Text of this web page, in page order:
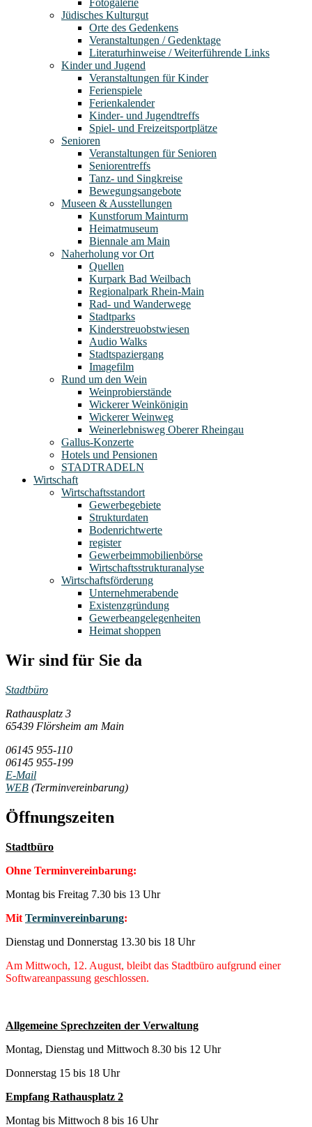
Jüdisches Kulturgut
Orte des Gedenkens
Veranstaltungen / Gedenktage
Literaturhinweise / Weiterführende Links
Kinder und Jugend
Veranstaltungen für Kinder
Ferienspiele
Ferienkalender
Kinder- und Jugendtreffs
Spiel- und Freizeitsportplätze
Senioren
Veranstaltungen für Senioren
Seniorentreffs
Tanz- und Singkreise
Bewegungsangebote
Museen & Ausstellungen
Kunstforum Mainturm
Heimatmuseum
Biennale am Main
Naherholung vor Ort
Quellen
Kurpark Bad Weilbach
Regionalpark Rhein-Main
Rad- und Wanderwege
Stadtparks
Kinderstreuobstwiesen
Audio Walks
Stadtspaziergang
Imagefilm
Rund um den Wein
Weinprobierstände
Wickerer Weinkönigin
Wickerer Weinweg
Weinerlebnisweg Oberer Rheingau
Gallus-Konzerte
Hotels und Pensionen
STADTRADELN
Wirtschaft
Wirtschaftsstandort
Gewerbegebiete
Strukturdaten
Bodenrichtwerte
register
Gewerbeimmobilienbörse
Wirtschaftsstrukturanalyse
Wirtschaftsförderung
Unternehmerabende
Existenzgründung
Gewerbeangelegenheiten
Heimat shoppen
Wir sind für Sie da
Stadtbüro
Rathausplatz 3
65439 Flörsheim am Main
06145 955-110
06145 955-199
E-Mail
WEB (Terminvereinbarung)
Öffnungszeiten
Stadtbüro
Ohne Terminvereinbarung:
Montag bis Freitag 7.30 bis 13 Uhr
Mit Terminvereinbarung:
Dienstag und Donnerstag 13.30 bis 18 Uhr
Am Mittwoch, 12. August, bleibt das Stadtbüro aufgrund einer
Softwareanpassung geschlossen.
Allgemeine Sprechzeiten der Verwaltung
Montag, Dienstag und Mittwoch 8.30 bis 12 Uhr
Donnerstag 15 bis 18 Uhr
Empfang Rathausplatz 2
Montag bis Mittwoch 8 bis 16 Uhr